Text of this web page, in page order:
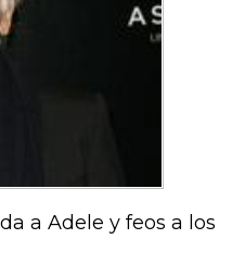
a Adele y feos a los